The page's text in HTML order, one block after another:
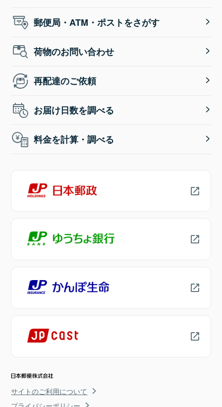
郵便局・ATM・ポストをさがす
荷物のお問い合わせ
再配達のご依頼
お届け日数を調べる
料金を計算・調べる
サイトのご利用について